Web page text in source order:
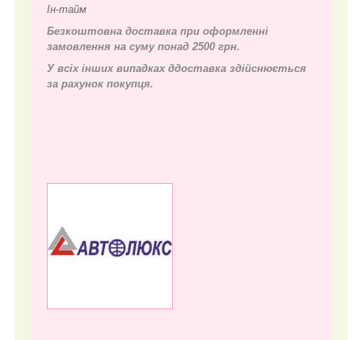
Ін-тайм
Безкоштовна доставка при оформленні
замовлення на суму понад 2500 грн.
У всіх інших випадках ддоставка здійснюється
за рахунок покупця.